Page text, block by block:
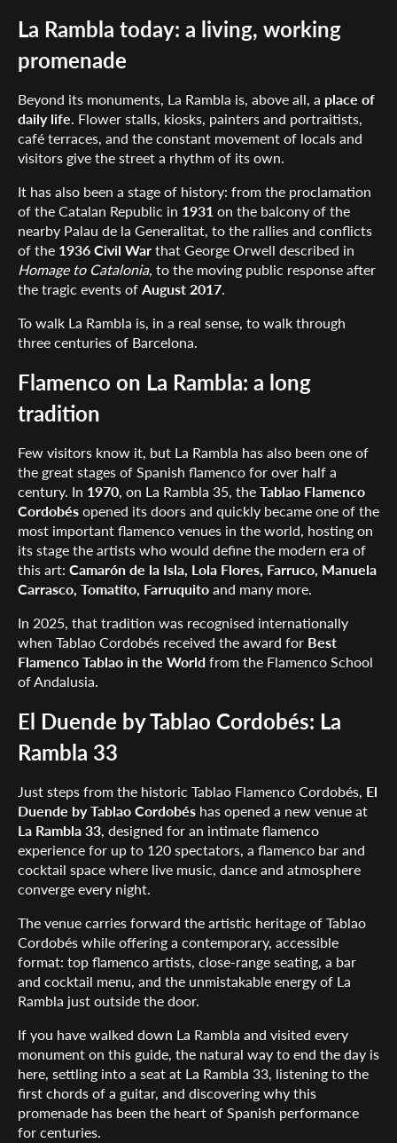
La Rambla today: a living, working
promenade
Beyond its monuments, La Rambla is, above all, a place of
daily life. Flower stalls, kiosks, painters and portraitists,
café terraces, and the constant movement of locals and
visitors give the street a rhythm of its own.
It has also been a stage of history: from the proclamation
of the Catalan Republic in 1931on the balcony of the
nearby Palau de la Generalitat, to the rallies and conflicts
of the 1936 Civil Warthat George Orwell described in
Homage to Catalonia, to the moving public response after
the tragic events ofAugust 2017.
To walk La Rambla is, in a real sense, to walk through
three centuries of Barcelona.
Flamenco on La Rambla: a long
tradition
Few visitors know it, but La Rambla has also been one of
the great stages of Spanish flamenco for over half a
century. In 1970, on La Rambla 35, theTablao Flamenco
Cordobésopened its doors and quickly became one of the
most important flamenco venues in the world, hosting on
its stage the artists who would define the modern era of
this art: Camarón de la Isla, Lola Flores, Farruco, Manuela
Carrasco, Tomatito, Farruquitoand many more.
In 2025, that tradition was recognised internationally
when Tablao Cordobés received the award for Best
Flamenco Tablao in the Worldfrom the Flamenco School
of Andalusia.
El Duende by Tablao Cordobés: La
Rambla 33
Just steps from the historic Tablao Flamenco Cordobés, El
Duende by Tablao Cordobés has opened a new venue at
La Rambla 33, designed for an intimate flamenco
experience for up to 120 spectators, a flamenco bar and
cocktail space where live music, dance and atmosphere
converge every night.
The venue carries forward the artistic heritage of Tablao
Cordobés while offering a contemporary, accessible
format: top flamenco artists, close-range seating, a bar
and cocktail menu, and the unmistakable energy of La
Rambla just outside the door.
If you have walked down La Rambla and visited every
monument on this guide, the natural way to end the day is
here, settling into a seat at La Rambla 33, listening to the
first chords of a guitar, and discovering why this
promenade has been the heart of Spanish performance
for centuries.